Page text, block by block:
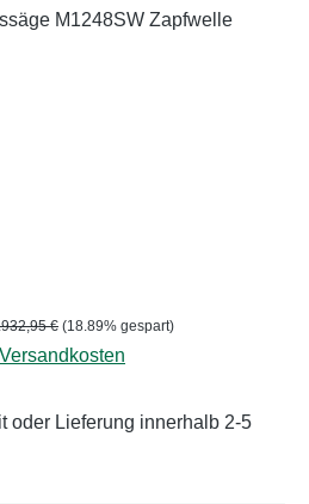
Preis:
€ (18.89% gespart)
oder Lieferung innerhalb 2-5